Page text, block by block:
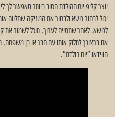
יוצר קליפ יום ההולדת הטוב ביותר מאפשר לך
יכול לבחור נושא ולבחור את המוזיקה שתלווה
לנושא. לאחר שתסיים לערוך, תוכל לשמור את
אם ברצונך לחלוק אותו עם חבר או בן משפחה,
הווידאו ”יום הולדת”.